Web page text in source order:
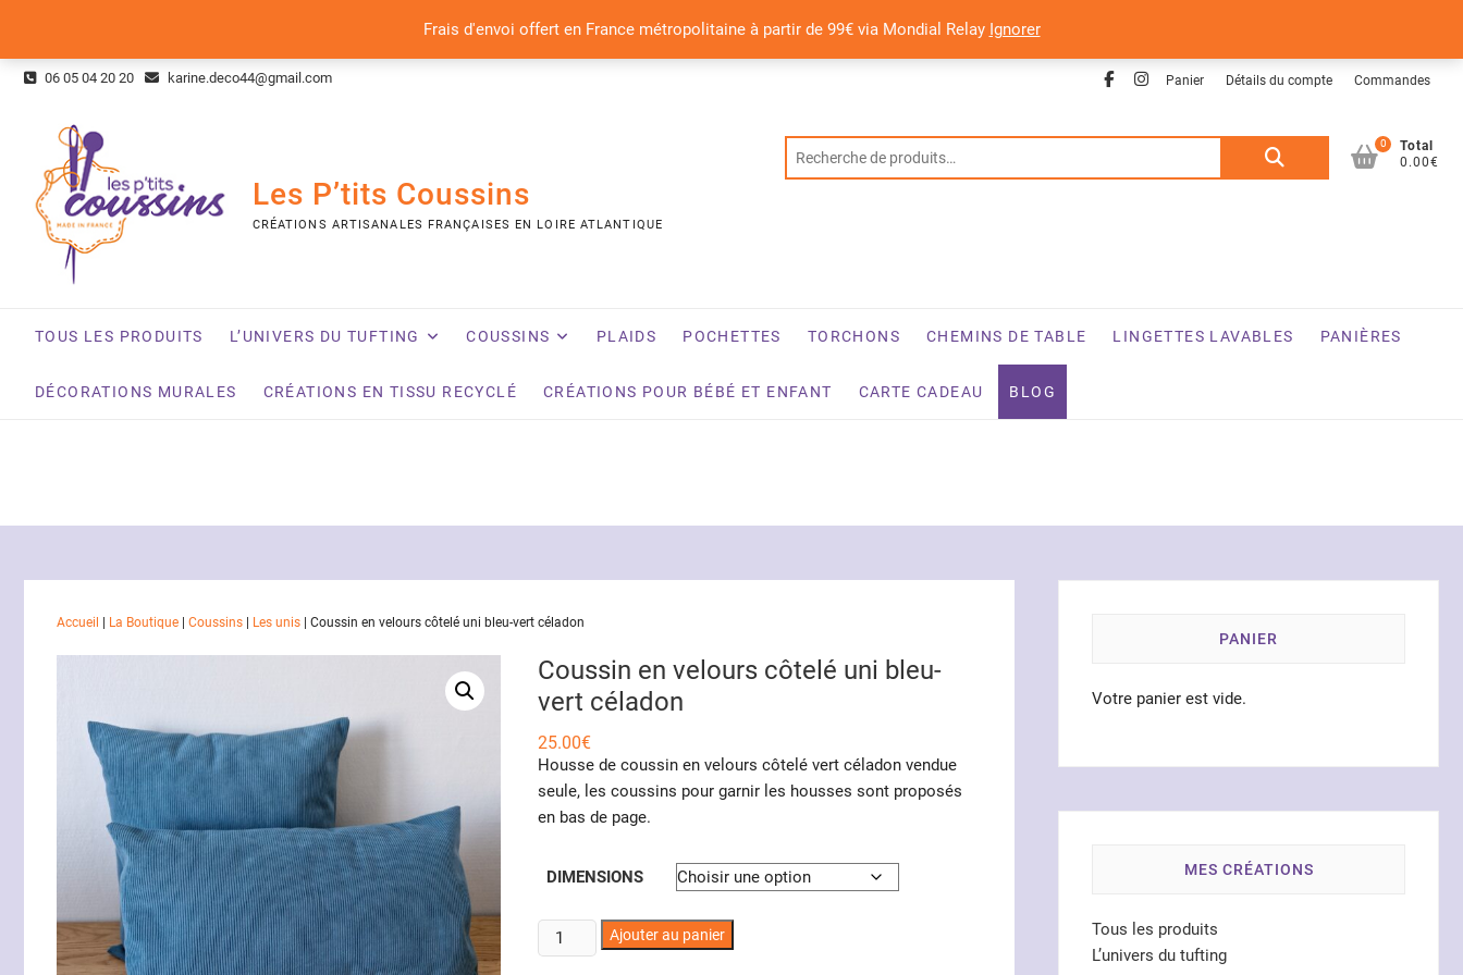
Frais d'envoi offert en France métropolitaine à partir de 99€ via Mondial Relay Ignorer
Skip
06 05 04 20 20 karine.deco44@gmail.com Facebook
Instagram
Panier Détails du compte Commandes
Les P’tits Coussins
CRÉATIONS ARTISANALES FRANÇAISES EN LOIRE ATLANTIQUE
Recherche
0
Total
0.00€
TOUS LES PRODUITS L’UNIVERS DU TUFTING COUSSINS PLAIDS POCHETTES TORCHONS CHEMINS DE TABLE LINGETTES LAVABLES PANIÈRES
DÉCORATIONS MURALES CRÉATIONS EN TISSU RECYCLÉ CRÉATIONS POUR BÉBÉ ET ENFANT CARTE CADEAU BLOG
Accueil La Boutique Coussins Les unis Coussin en velours côtelé uni bleu-vert céladon
Coussin en velours côtelé uni bleu-
vert céladon
25.00€
Housse de coussin en velours côtelé vert céladon vendue
seule, les coussins pour garnir les housses sont proposés
en bas de page.
DIMENSIONS
quantité
de
Ajouter au panier
PANIER
Votre panier est vide.
MES CRÉATIONS
Tous les produits
L’univers du tufting